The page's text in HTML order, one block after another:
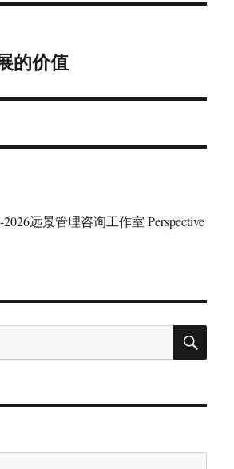
的价值
2026远景管理咨询工作室 Perspective
搜